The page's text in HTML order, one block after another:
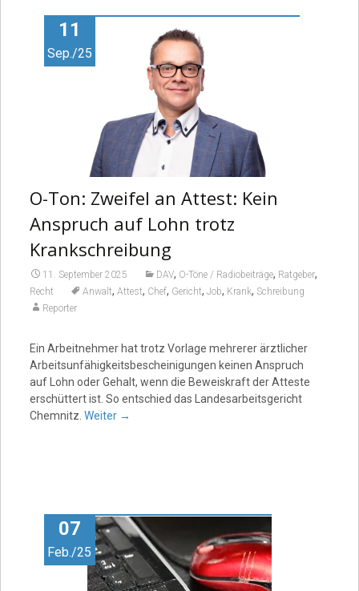
11
Sep./25
O-Ton: Zweifel an Attest: Kein
Anspruch auf Lohn trotz
Krankschreibung
11. September 2025 DAV, O-Töne / Radiobeiträge, Ratgeber,
Recht Anwalt, Attest, Chef, Gericht, Job, Krank, Schreibung
Reporter
Ein Arbeitnehmer hat trotz Vorlage mehrerer ärztlicher
Arbeitsunfähigkeitsbescheinigungen keinen Anspruch
auf Lohn oder Gehalt, wenn die Beweiskraft der Atteste
erschüttert ist. So entschied das Landesarbeitsgericht
Chemnitz. Weiter →
07
Feb./25